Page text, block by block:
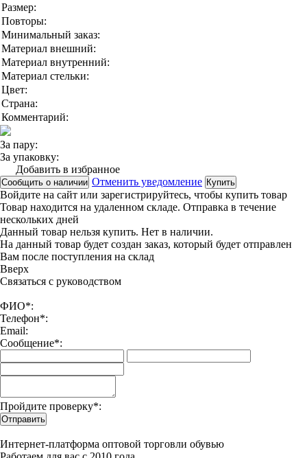
Размер:
Повторы:
Минимальный заказ:
Материал внешний:
Материал внутренний:
Материал стельки:
Цвет:
Страна:
Комментарий:
За пару:
За упаковку:
Добавить в избранное
Сообщить о наличии Отменить уведомление Купить
Войдите на сайт или зарегистрируйтесь, чтобы купить товар
Товар находится на удаленном складе. Отправка в течение
нескольких дней
Данный товар нельзя купить. Нет в наличии.
На данный товар будет создан заказ, который будет отправлен
Вам после поступления на склад
Вверx
Связаться с руководством
ФИО*:
Телефон*:
Email:
Сообщение*:
Пройдите проверку*:
Отправить
Интернет-платформа оптовой торговли обувью